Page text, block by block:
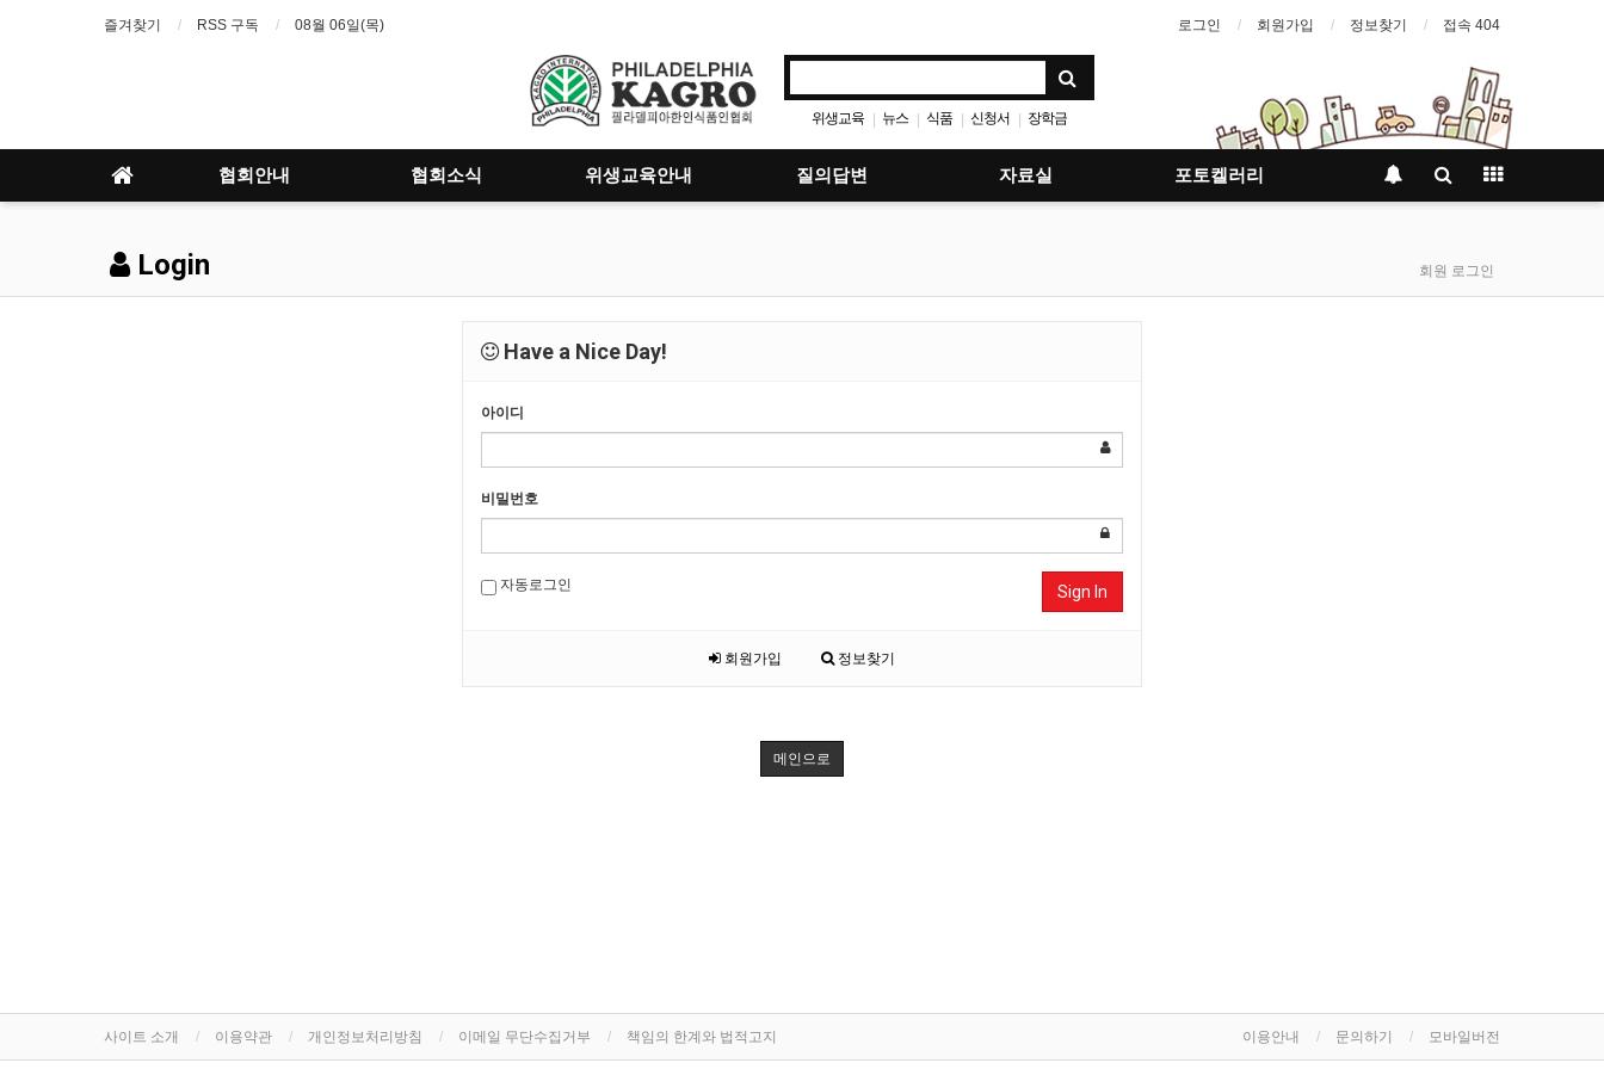
즐겨찾기 RSS 구독 08월 06일(목) 로그인 회원가입 정보찾기 접속 404
위생교육 | 뉴스 | 식품 | 신청서 | 장학금
협회안내 협회소식 위생교육안내 질의답변 자료실 포토켈러리
Login 회원 로그인
Have a Nice Day!
아이디
비밀번호
자동로그인 Sign In
회원가입 정보찾기
메인으로
사이트 소개 이용약관 개인정보처리방침 이메일 무단수집거부 책임의 한계와 법적고지 이용안내 문의하기 모바일버전